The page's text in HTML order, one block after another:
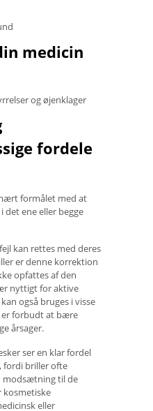
medicin
og øjenklager
fordele
formålet med at
det ene eller begge
kan rettes med deres
er denne korrektion
opfattes af den
nyttigt for aktive
også bruges i visse
er forbudt at bære
årsager.
ser en klar fordel
fordi briller ofte
modsætning til de
kosmetiske
eller